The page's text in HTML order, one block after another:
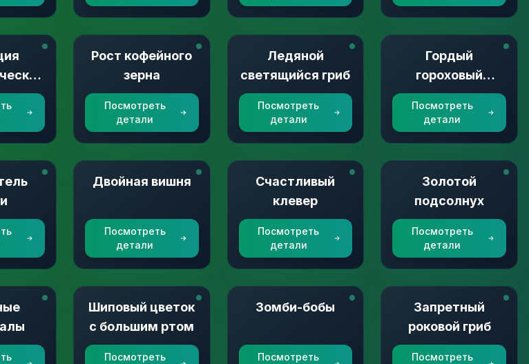
Рост кофейного
зерна
Посмотреть
детали
Ледяной
светящийся гриб
Посмотреть
детали
Гордый
гороховый
стрелок
Посмотреть
детали
Двойная вишня
Посмотреть
детали
Счастливый
клевер
Посмотреть
детали
Золотой
подсолнух
Посмотреть
детали
Шиповый цветок
с большим ртом
Посмотреть
Зомби-бобы
Посмотреть
Запретный
роковой гриб
Посмотреть